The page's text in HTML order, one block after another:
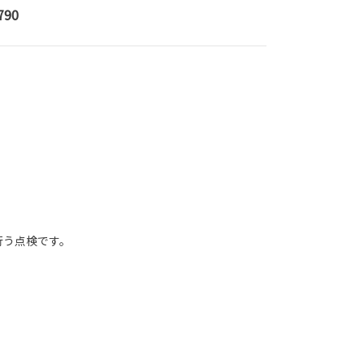
点検です。